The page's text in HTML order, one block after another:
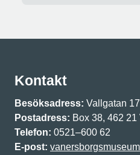
Kontakt
Besöksadress: Vallgatan
Postadress: Box 38, 462
Telefon: 0521–600 62
E-post: